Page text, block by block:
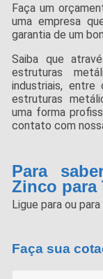
Faça um
uma empresa
garantia de um
Saiba que
estruturas
industriais,
estruturas
uma forma
contato com
Para
Zinco para
Ligue paraou para
Faça sua